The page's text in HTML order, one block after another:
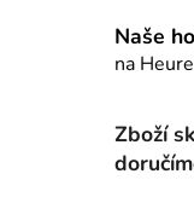
Naše
na
Zboží